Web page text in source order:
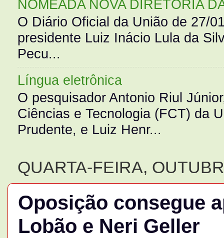
NOMEADA NOVA DIRETORIA
O Diário Oficial da União de 27/
presidente Luiz Inácio Lula da
Pecu...
Língua eletrônica
O pesquisador Antonio Riul
Ciências e Tecnologia (FCT) da
Prudente, e Luiz Henr...
QUARTA-FEIRA,
Oposição consegue
Lobão e Neri Geller